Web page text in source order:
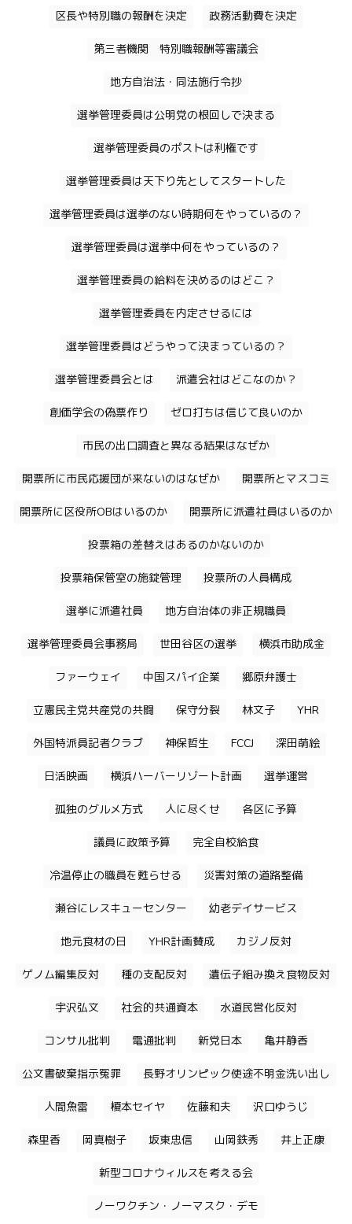
区長や特別職の報酬を決定 政務活動費を決定
第三者機関 特別職報酬等審議会
地方自治法・同法施行令抄
選挙管理委員は公明党の根回しで決まる
選挙管理委員のポストは利権です
選挙管理委員は天下り先としてスタートした
選挙管理委員は選挙のない時期何をやっているの？
選挙管理委員は選挙中何をやっているの？
選挙管理委員の給料を決めるのはどこ？
選挙管理委員を内定させるには
選挙管理委員はどうやって決まっているの？
選挙管理委員会とは 派遣会社はどこなのか？
創価学会の偽票作り ゼロ打ちは信じて良いのか
市民の出口調査と異なる結果はなぜか
開票所に市民応援団が来ないのはなぜか 開票所とマスコミ
開票所に区役所OBはいるのか 開票所に派遣社員はいるのか
投票箱の差替えはあるのかないのか
投票箱保管室の施錠管理 投票所の人員構成
選挙に派遣社員 地方自治体の非正規職員
選挙管理委員会事務局 世田谷区の選挙 横浜市助成金
ファーウェイ 中国スパイ企業 郷原弁護士
立憲民主党共産党の共闘 保守分裂 林文子 YHR
外国特派員記者クラブ 神保哲生 FCCJ 深田萌絵
日活映画 横浜ハーバーリゾート計画 選挙運営
孤独のグルメ方式 人に尽くせ 各区に予算
議員に政策予算 完全自校給食
冷温停止の職員を甦らせる 災害対策の道路整備
瀬谷にレスキューセンター 幼老デイサービス
地元食材の日 YHR計画賛成 カジノ反対
ゲノム編集反対 種の支配反対 遺伝子組み換え食物反対
宇沢弘文 社会的共通資本 水道民営化反対
コンサル批判 電通批判 新党日本 亀井静香
公文書破棄指示冤罪 長野オリンピック使途不明金洗い出し
人間魚雷 榎本セイヤ 佐藤和夫 沢口ゆうじ
森里香 岡真樹子 坂東忠信 山岡鉄秀 井上正康
新型コロナウィルスを考える会
ノーワクチン・ノーマスク・デモ